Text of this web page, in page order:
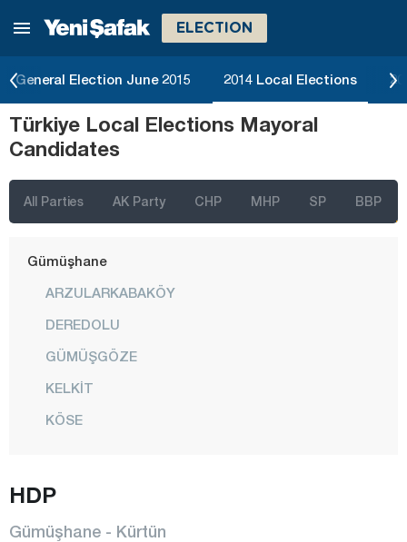
ELECTION
General Election June 2015 2014 Local Elections
Türkiye Local Elections Mayoral
Candidates
All Parties AK Party CHP MHP SP BBP
Edirne
Erzurum
Eskişehir
Giresun
Gümüşhane
ARZULARKABAKÖY
DEREDOLU
GÜMÜŞGÖZE
KELKİT
KÖSE
CENTER
ÖBEKTAŞ
HDP
Gümüşhane - Kürtün